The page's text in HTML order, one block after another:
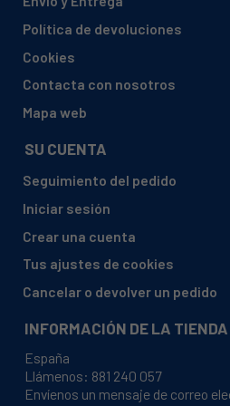
AEG, L61670FL
ELECTROLUX, 914912201/00
ELECTROLUX, 91491220102
ELECTROLUX, 914912202/00
ELECTROLUX, 914912202/01
Política de devoluciones
Cookies
Contacta con nosotros
Mapa web
SU CUENTA
Seguimiento del pedido
Iniciar sesión
Crear una cuenta
Tus ajustes de cookies
Cancelar o devolver un pedido
INFORMACIÓN DE LA TIENDA
España
Llámenos: 881 240 057
Envíenos un mensaje de correo